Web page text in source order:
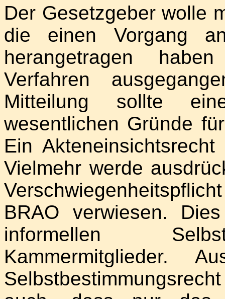
Der Gesetzgeber wolle
die einen Vorgang
herangetragen
Verfahren
Mitteilung sollte
wesentlichen Gründe
Ein
Vielmehr werde
BRAO verwiesen.
informellen
Kammermitglieder.